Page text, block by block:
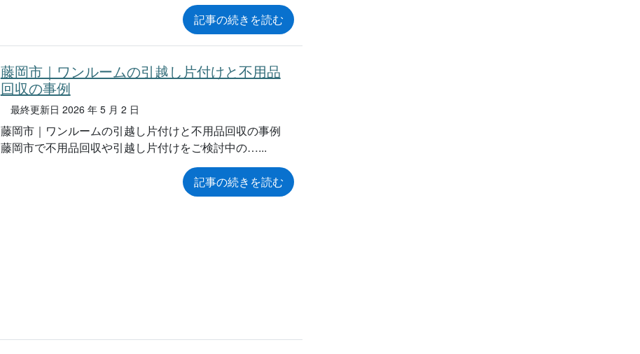
記事の続きを読む
藤岡市｜ワンルームの引越し片付けと不用品
回収の事例
最終更新日 2026 年 5 月 2 日
藤岡市｜ワンルームの引越し片付けと不用品回収の事例
藤岡市で不用品回収や引越し片付けをご検討中の…
記事の続きを読む